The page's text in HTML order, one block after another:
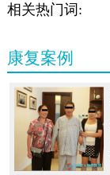
相关热门词:
康复案例